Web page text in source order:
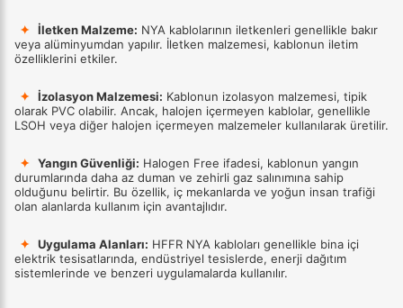
✦ İletken Malzeme: NYA kablolarının iletkenleri genellikle bakır
veya alüminyumdan yapılır. İletken malzemesi, kablonun iletim
özelliklerini etkiler.
✦ İzolasyon Malzemesi: Kablonun izolasyon malzemesi, tipik
olarak PVC olabilir. Ancak, halojen içermeyen kablolar, genellikle
LSOH veya diğer halojen içermeyen malzemeler kullanılarak üretilir.
✦ Yangın Güvenliği: Halogen Free ifadesi, kablonun yangın
durumlarında daha az duman ve zehirli gaz salınımına sahip
olduğunu belirtir. Bu özellik, iç mekanlarda ve yoğun insan trafiği
olan alanlarda kullanım için avantajlıdır.
✦ Uygulama Alanları: HFFR NYA kabloları genellikle bina içi
elektrik tesisatlarında, endüstriyel tesislerde, enerji dağıtım
sistemlerinde ve benzeri uygulamalarda kullanılır.